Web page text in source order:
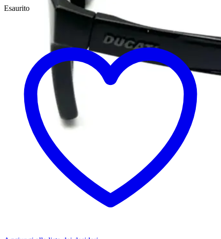
Esaurito